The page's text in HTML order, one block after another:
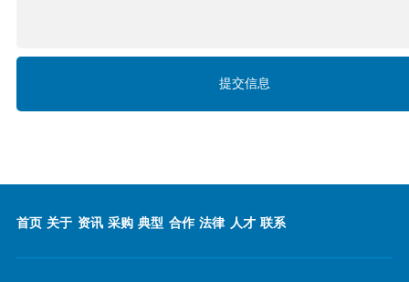
首页 关于 资讯 采购 典型 合作 法律 人才 联系